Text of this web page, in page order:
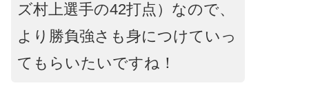
ズ村上選手の42打点） なので、
より勝負強さも身につけていっ
てもらいたいですね！